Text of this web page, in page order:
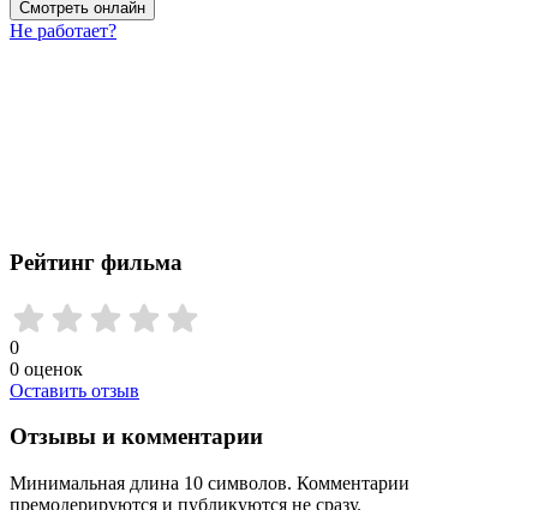
Смотреть онлайн
Не работает?
Рейтинг фильма
0
0 оценок
Оставить отзыв
Отзывы и комментарии
Минимальная длина 10 символов. Комментарии
премодерируются и публикуются не сразу.